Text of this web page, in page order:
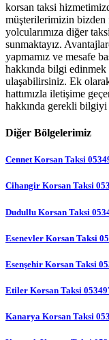
korsan taksi
müşterilerimizin bizden
yolcularımıza diğer
sunmaktayız.
yapmamız ve mesafe
hakkında bilgi
ulaşabilirsiniz. Ek
hattımızla iletişime
hakkında gerekli
Diğer Bölgelerimiz
Cennet Korsan Taksi
Cihangir Korsan Taksi
Dudullu Korsan Taksi
Esenevler Korsan Taksi
Esenşehir Korsan Taksi
Etiler Korsan Taksi
Kanarya Korsan Taksi